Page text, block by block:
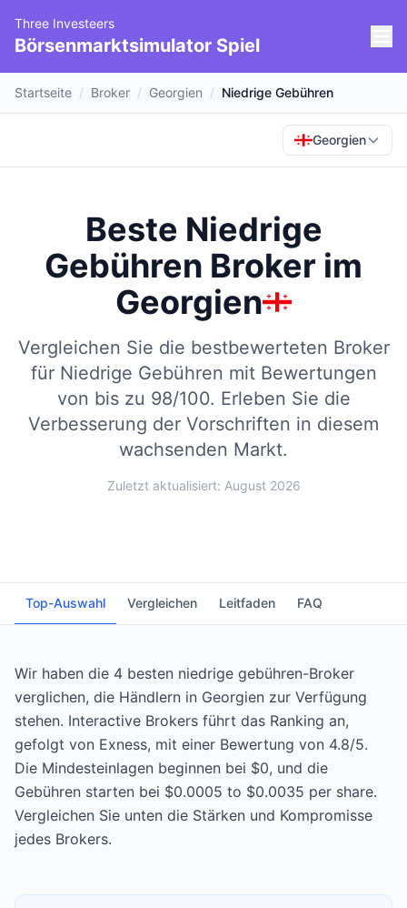
Three Investeers
Börsenmarktsimulator Spiel
Startseite / Broker / Georgien / Niedrige Gebühren
Georgien
Beste Niedrige
Gebühren Broker im
Georgien
Vergleichen Sie die bestbewerteten Broker
für Niedrige Gebühren mit Bewertungen
von bis zu 98/100. Erleben Sie die
Verbesserung der Vorschriften in diesem
wachsenden Markt.
Zuletzt aktualisiert: August 2026
Top-Auswahl Vergleichen Leitfaden FAQ
Wir haben die 4 besten niedrige gebühren-Broker
verglichen, die Händlern in Georgien zur Verfügung
stehen. Interactive Brokers führt das Ranking an,
gefolgt von Exness, mit einer Bewertung von 4.8/5.
Die Mindesteinlagen beginnen bei $0, und die
Gebühren starten bei $0.0005 to $0.0035 per share.
Vergleichen Sie unten die Stärken und Kompromisse
jedes Brokers.